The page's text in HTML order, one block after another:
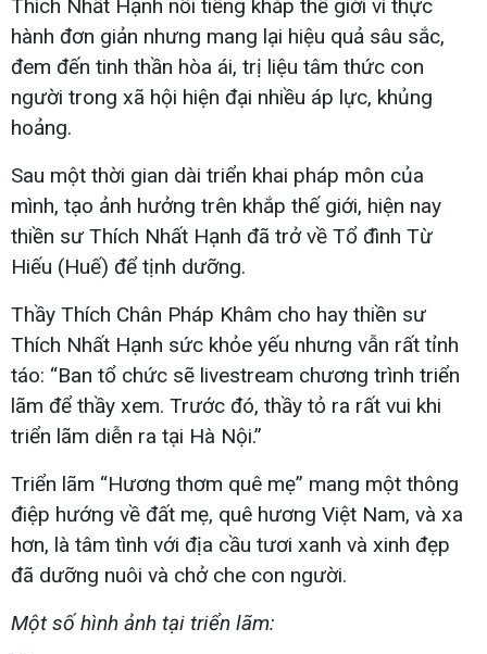
Thích Nhất Hạnh nổi tiếng khắp thế giới vì thực
hành đơn giản nhưng mang lại hiệu quả sâu sắc,
đem đến tinh thần hòa ái, trị liệu tâm thức con
người trong xã hội hiện đại nhiều áp lực, khủng
hoảng.
Sau một thời gian dài triển khai pháp môn của
mình, tạo ảnh hưởng trên khắp thế giới, hiện nay
thiền sư Thích Nhất Hạnh đã trở về Tổ đình Từ
Hiếu (Huế) để tịnh dưỡng.
Thầy Thích Chân Pháp Khâm cho hay thiền sư
Thích Nhất Hạnh sức khỏe yếu nhưng vẫn rất tỉnh
táo: “Ban tổ chức sẽ livestream chương trình triển
lãm để thầy xem. Trước đó, thầy tỏ ra rất vui khi
triển lãm diễn ra tại Hà Nội.”
Triển lãm “Hương thơm quê mẹ” mang một thông
điệp hướng về đất mẹ, quê hương Việt Nam, và xa
hơn, là tâm tình với địa cầu tươi xanh và xinh đẹp
đã dưỡng nuôi và chở che con người.
Một số hình ảnh tại triển lãm: